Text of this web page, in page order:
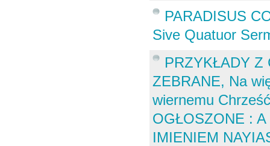
PARADISUS
Sive Quatuor
PRZYKŁADY Z
ZEBRANE, Na
wiernemu
OGŁOSZONE :
IMIENIEM